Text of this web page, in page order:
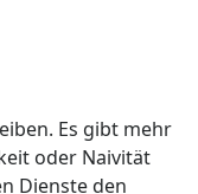
Es gibt mehr
oder Naivität
Dienste den